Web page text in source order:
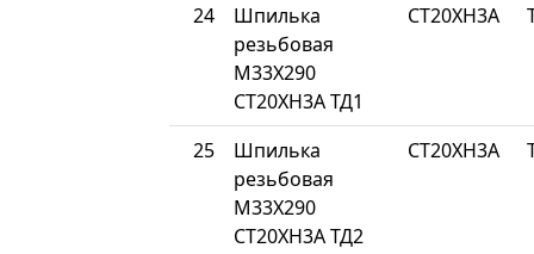
24
Шпилька
резьбовая
М33Х290
СТ20ХН3А ТД1
СТ20ХН3А
25
Шпилька
резьбовая
М33Х290
СТ20ХН3А ТД2
СТ20ХН3А